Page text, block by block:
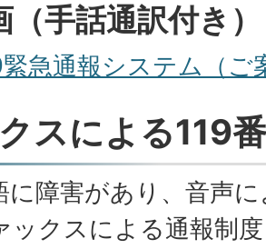
手話通訳付き）
急通報システム（ご
スによる119番
に障害があり、音声
ックスによる通報制